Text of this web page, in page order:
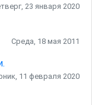
23 января 2020
Среда, 18 мая 2011
11 февраля 2020